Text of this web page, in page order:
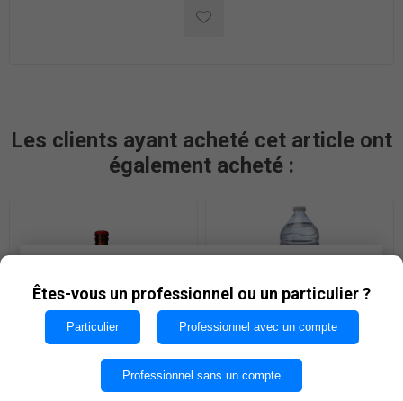
Les clients ayant acheté cet article ont
également acheté :
BUDWEISER BIERE 25cl VP CRISTALINE 1,5L PET
utilisant nos services, vous acceptez notre utilisation
des cookies.
OK
Êtes-vous un professionnel ou un particulier ?
Particulier Professionnel avec un compte
Professionnel sans un compte